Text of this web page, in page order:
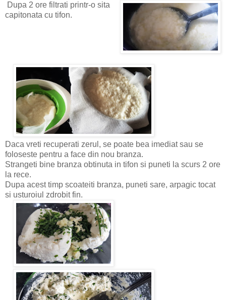
Dupa 2 ore filtrati printr-o sita
capitonata cu tifon.
Daca vreti recuperati zerul, se poate bea imediat sau se
foloseste pentru a face din nou branza.
Strangeti bine branza obtinuta in tifon si puneti la scurs 2 ore
la rece.
Dupa acest timp scoateiti branza, puneti sare, arpagic tocat
si usturoiul zdrobit fin.